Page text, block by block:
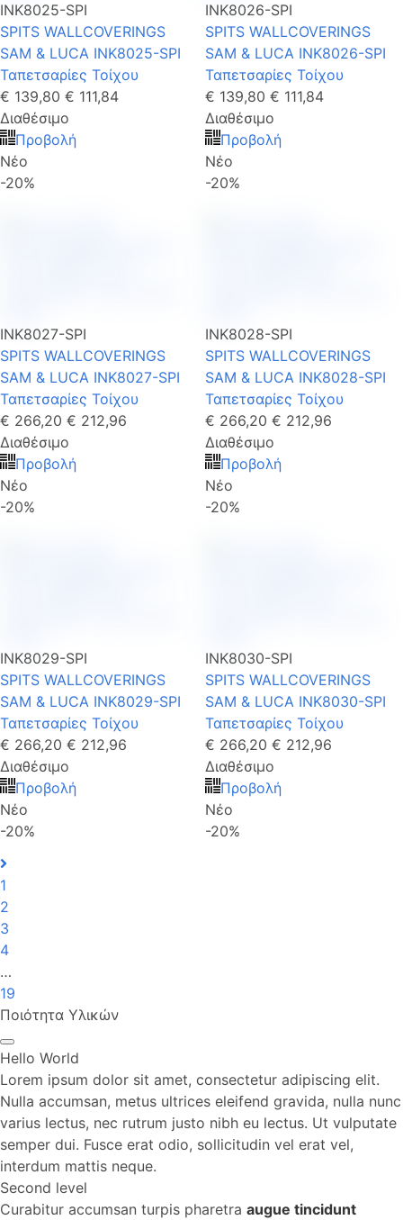
INK8025-SPI
SPITS WALLCOVERINGS
SAM & LUCA INK8025-SPI
Ταπετσαρίες Τοίχου
€ 139,80 € 111,84
Διαθέσιμο
Προβολή
Νέο
-20%
INK8026-SPI
SPITS WALLCOVERINGS
SAM & LUCA INK8026-SPI
Ταπετσαρίες Τοίχου
€ 139,80 € 111,84
Διαθέσιμο
Προβολή
Νέο
-20%
INK8027-SPI
SPITS WALLCOVERINGS
SAM & LUCA INK8027-SPI
Ταπετσαρίες Τοίχου
€ 266,20 € 212,96
Διαθέσιμο
Προβολή
Νέο
-20%
INK8028-SPI
SPITS WALLCOVERINGS
SAM & LUCA INK8028-SPI
Ταπετσαρίες Τοίχου
€ 266,20 € 212,96
Διαθέσιμο
Προβολή
Νέο
-20%
INK8029-SPI
SPITS WALLCOVERINGS
SAM & LUCA INK8029-SPI
Ταπετσαρίες Τοίχου
€ 266,20 € 212,96
Διαθέσιμο
Προβολή
Νέο
-20%
INK8030-SPI
SPITS WALLCOVERINGS
SAM & LUCA INK8030-SPI
Ταπετσαρίες Τοίχου
€ 266,20 € 212,96
Διαθέσιμο
Προβολή
Νέο
-20%
1
2
3
4
…
19
Ποιότητα Υλικών
Hello World
Lorem ipsum dolor sit amet, consectetur adipiscing elit.
Nulla accumsan, metus ultrices eleifend gravida, nulla nunc
varius lectus, nec rutrum justo nibh eu lectus. Ut vulputate
semper dui. Fusce erat odio, sollicitudin vel erat vel,
interdum mattis neque.
Second level
Curabitur accumsan turpis pharetra augue tincidunt